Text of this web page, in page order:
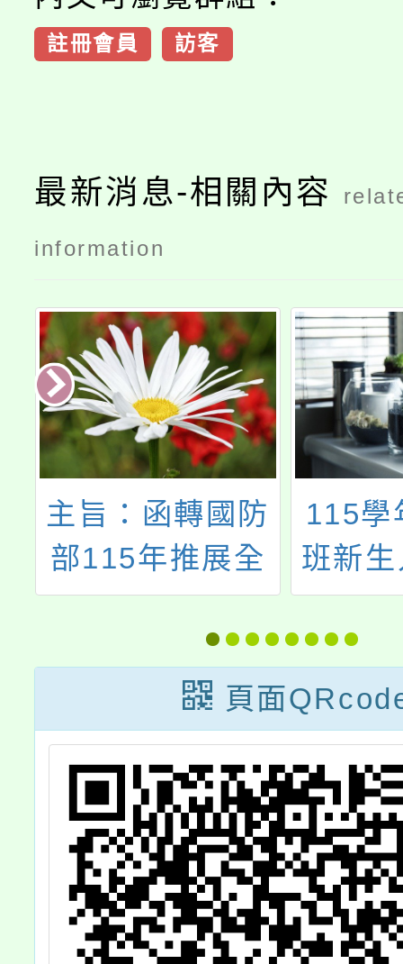
註冊會員 訪客
最新消息-相關內容
information
主旨：函轉國防
部115年推展全
民國防教育工作
計畫，請查照。
115學年
班新生入
甄選簡章
頁面